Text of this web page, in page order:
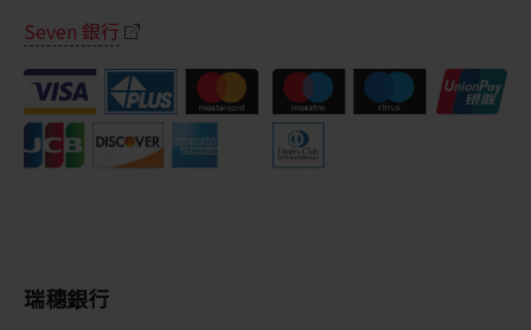
Seven 銀行
瑞穗銀行